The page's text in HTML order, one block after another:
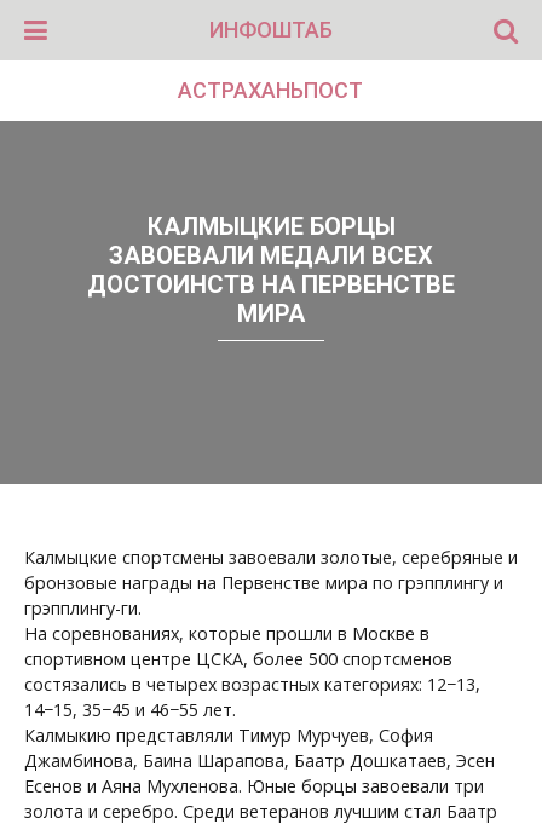
ИНФОШТАБ
АСТРАХАНЬПОСТ
КАЛМЫЦКИЕ БОРЦЫ
ЗАВОЕВАЛИ МЕДАЛИ ВСЕХ
ДОСТОИНСТВ НА ПЕРВЕНСТВЕ
МИРА
Калмыцкие спортсмены завоевали золотые, серебряные и
бронзовые награды на Первенстве мира по грэпплингу и
грэпплингу-ги.
На соревнованиях, которые прошли в Москве в
спортивном центре ЦСКА, более 500 спортсменов
состязались в четырех возрастных категориях: 12−13,
14−15, 35−45 и 46−55 лет.
Калмыкию представляли Тимур Мурчуев, София
Джамбинова, Баина Шарапова, Баатр Дошкатаев, Эсен
Есенов и Аяна Мухленова. Юные борцы завоевали три
золота и серебро. Среди ветеранов лучшим стал Баатр